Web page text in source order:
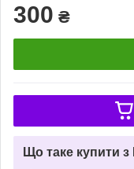
300 ₴
Що таке купити